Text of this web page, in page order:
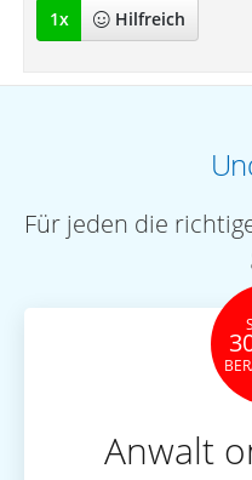
1x Hilfreich
Für jeden die
Anwalt